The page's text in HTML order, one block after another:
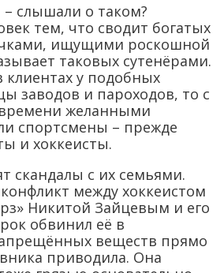
слышали о таком?
тем, что сводит богатых
ищущими роскошной
таковых сутенёрами.
у подобных
заводов и пароходов, то с
желанными
спортсмены – прежде
и хоккеисты.
скандалы с их семьями.
между хоккеистом
Никитой Зайцевым и его
обвинил её в
веществ прямо
приводила. Она